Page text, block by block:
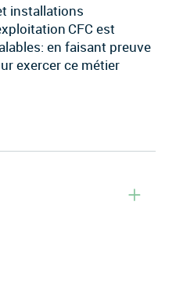
installations
CFC est
en faisant preuve
exercer ce métier